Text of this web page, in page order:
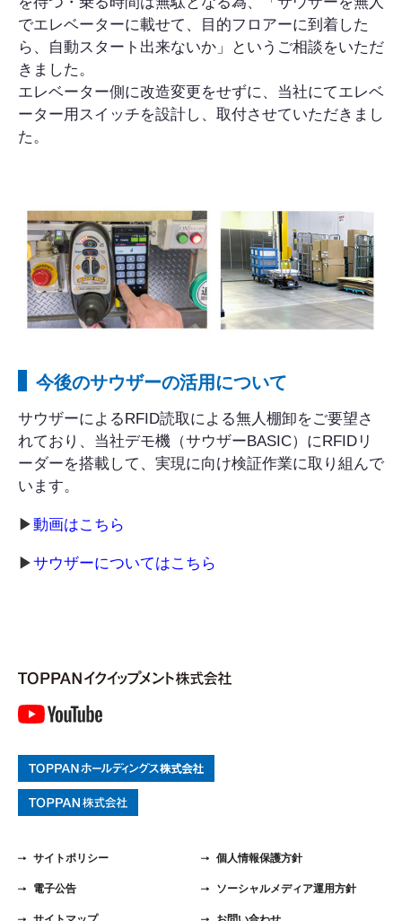
でエレベーターに載せて、目的フロアーに到着した
ら、自動スタート出来ないか」というご相談をいただ
きました。
エレベーター側に改造変更をせずに、当社にてエレベ
ーター用スイッチを設計し、取付させていただきまし
た。
今後のサウザーの活用について
サウザーによるRFID読取による無人棚卸をご要望さ
れており、当社デモ機（サウザーBASIC）にRFIDリ
ーダーを搭載して、実現に向け検証作業に取り組んで
います。
▶︎動画はこちら
▶︎サウザーについてはこちら
サイトポリシー 個人情報保護方針
電子公告 ソーシャルメディア運用方針